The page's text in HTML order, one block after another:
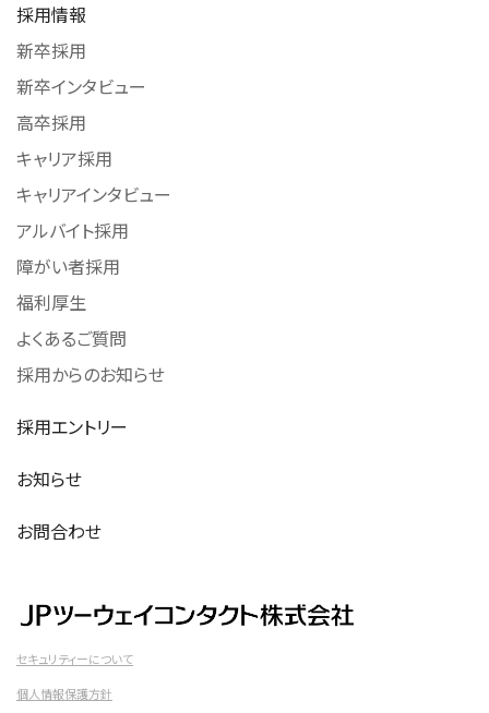
採用情報
新卒採用
新卒インタビュー
高卒採用
キャリア採用
キャリアインタビュー
アルバイト採用
障がい者採用
福利厚生
よくあるご質問
採用からのお知らせ
採用エントリー
お知らせ
お問合わせ
セキュリティーについて
個人情報保護方針